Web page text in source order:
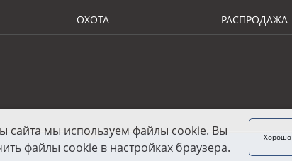
ОХОТА РАСПРОДАЖА
сайта мы используем файлы cookie. Вы
файлы cookie в настройках браузера.
Хорошо